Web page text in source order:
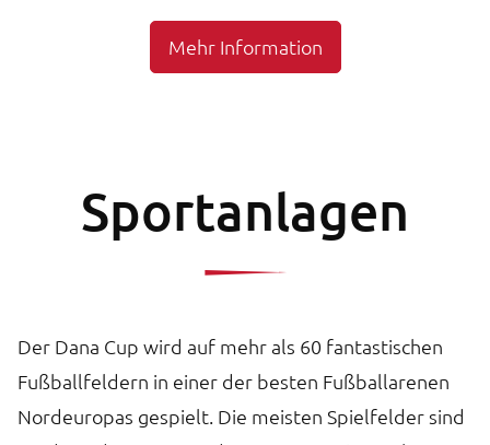
Mehr Information
Sportanlagen
Der Dana Cup wird auf mehr als 60 fantastischen
Fußballfeldern in einer der besten Fußballarenen
Nordeuropas gespielt. Die meisten Spielfelder sind